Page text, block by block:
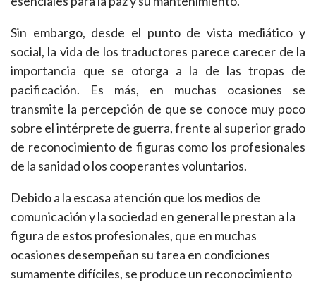
Sin embargo, desde el punto de vista mediático y
social, la vida de los traductores parece carecer de la
importancia que se otorga a la de las tropas de
pacificación. Es más, en muchas ocasiones se
transmite la percepción de que se conoce muy poco
sobre el intérprete de guerra, frente al superior grado
de reconocimiento de figuras como los profesionales
de la sanidad o los cooperantes voluntarios.
Debido a la escasa atención que los medios de
comunicación y la sociedad en general le prestan a la
figura de estos profesionales, que en muchas
ocasiones desempeñan su tarea en condiciones
sumamente difíciles, se produce un reconocimiento